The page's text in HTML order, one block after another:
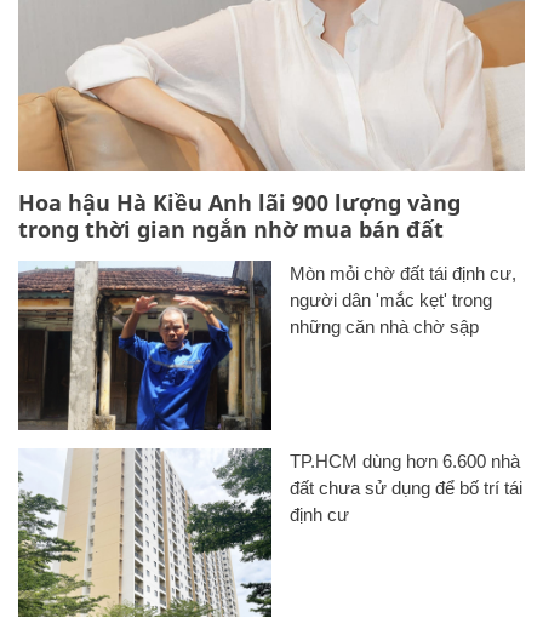
Hoa hậu Hà Kiều Anh lãi 900 lượng vàng
trong thời gian ngắn nhờ mua bán đất
Mòn mỏi chờ đất tái định cư,
người dân 'mắc kẹt' trong
những căn nhà chờ sập
TP.HCM dùng hơn 6.600 nhà
đất chưa sử dụng để bố trí tái
định cư